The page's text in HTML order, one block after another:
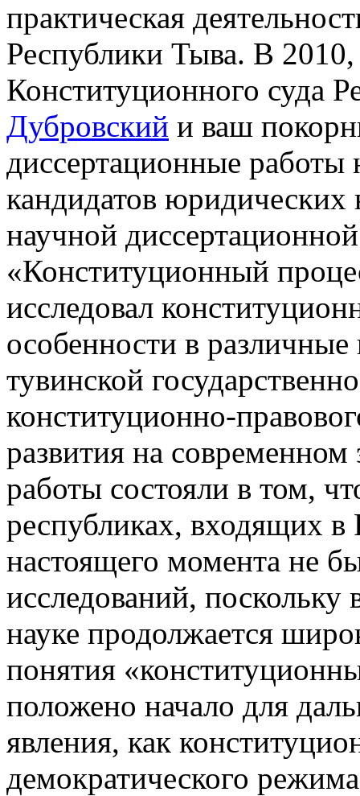
практическая
Республики Тыва. В 2010,
Конституционного суда
Дубровский и ваш
диссертационные работы
кандидатов
научной
«Конституционный
исследовал
особенности в
тувинской
конституционно-
развития на
работы состояли в том,
республиках, входящих
настоящего момента не
исследований, поскольку
науке продолжается
понятия
положено начало для
явления, как
демократического